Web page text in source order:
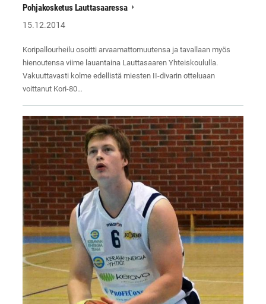
Pohjakosketus Lauttasaaressa
15.12.2014
Koripallourheilu osoitti arvaamattomuutensa ja tavallaan myös
hienoutensa viime lauantaina Lauttasaaren Yhteiskoululla.
Vakuuttavasti kolme edellistä miesten II-divarin otteluaan
voittanut Kori-80…